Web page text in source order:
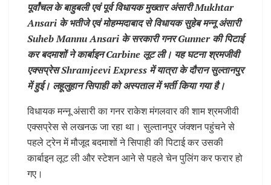
पूर्वांचल के बाहुबली एवं पूर्व विधायक मुख्तार अंसारी Mukhtar
Ansari के भतीजे एवं मोहम्मदाबाद से विधायक सुहेब मन्नू अंसारी
Suheb Mannu Ansari के सरकारी गनर Gunner की पिटाई
कर बदमाशों ने कार्बाइन Carbine लूट ली। यह घटना श्रमजीवी
एक्सप्रेस Shramjeevi Express में यात्रा के दौरान सुल्तानपुर
में हुई। लहूलुहान सिपाही को अस्पताल में भर्ती किया गया है।
विधायक मन्नू अंसारी का गनर राकेश मंगलवार की शाम श्रमजीवी
एक्सप्रेस से लखनऊ जा रहा था। सुल्तानपुर जंक्शन पहुंचने से
पहले ट्रेन में मौजूद बदमाशों ने सिपाही की पिटाई कर उसकी
कार्बाइन लूट ली और स्टेशन आने से पहले चेन पुलिंग कर फरार हो
गए।